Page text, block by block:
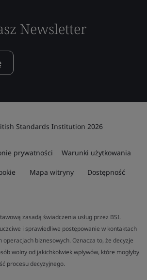
Newsletter
Standards Institution 2026
prywatności Warunki użytkowania
Mapa witryny Dostępność
zasadą świadczenia usług przez BSI.
i sprawiedliwe postępowanie w kontaktach
operacjach biznesowych. Oznacza to, że decyzje
wolny od jakichkolwiek wpływów, które mogłyby
procesu decyzyjnego.